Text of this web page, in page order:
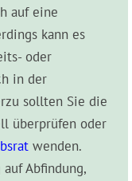
auf eine
kann es
oder
in der
sollten Sie die
überprüfen oder
wenden.
Abfindung,